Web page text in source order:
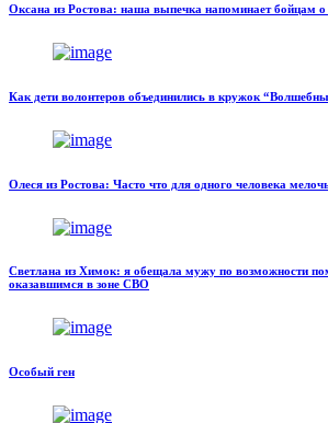
Оксана из Ростова: наша выпечка напоминает бойцам
Как дети волонтеров объединились в кружок
Олеся из Ростова: Часто что для одного человека
Светлана из Химок: я обещала мужу по возможности
оказавшимся в зоне СВО
Особый ген